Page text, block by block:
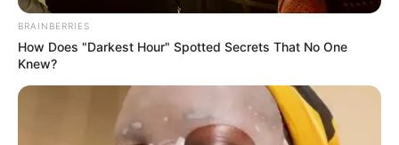
ทั้งนี้ที่สำคัญอาจจะไม่ได้มีประเด็นนี้เท่านั้น อาจจะเป็นการ
แต่งงานเพื่อให้พ่อแม่ที่กำลังป่วยได้สบายใจ หรืออาจจะ
ต้องแต่งงานตามที่พินัยกรรมกำหนดก็เป็นไปได้ทั้งนั้น
เพราะฉะนั้นสิ่งนี้เรื่องนี้จะปรากฏเกิดขึ้นเด่นชัดกับชาว ราศี
BRAINBERRIES
How Does "Darkest Hour" Spotted Secrets That No One
Knew?